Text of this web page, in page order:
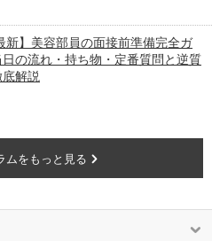
新】美容部員の面接前準備完全ガ
日の流れ・持ち物・定番質問と逆質
解説
ムをもっと見る